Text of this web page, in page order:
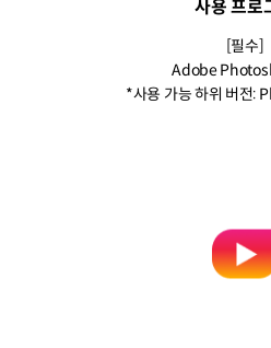
사용 프로
[필수]
Adobe
*사용 가능 하위 버전: